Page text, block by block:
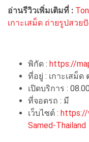
อ่านรีวิวเพิ่มเติมที่ :
เกาะเสม็ด ถ่ายรูปสวย
พิกัด : https://
ที่อยู่ : เกาะเสม็ด
เปิดบริการ :
ที่จอดรถ : มี
เว็บไซต์ : https://
Samed-Thailand